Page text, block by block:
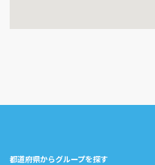
都道府県からグループを探す